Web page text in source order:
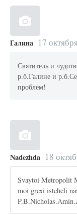
Галина 17
Святитель и
р.б.Галине и
проблем!
Nadezhda 18
Svaytoi Metropolit
moi grexi istcheli